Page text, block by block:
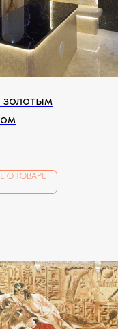
О ТОВАРЕ